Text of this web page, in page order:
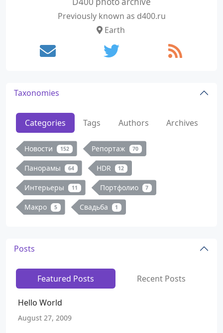
Previously known as d400.ru
Earth
Taxonomies
Categories Tags Authors Archives
Новости 152 Репортаж 70
Панорамы 64 HDR 12
Интерьеры 11 Портфолио 7
Макро 5 Свадьба 1
Posts
Featured Posts Recent Posts
Hello World
August 27, 2009